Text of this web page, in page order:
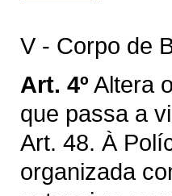
V - Corpo de
Art. 4º Altera o
que passa a
Art. 48. À
organizada